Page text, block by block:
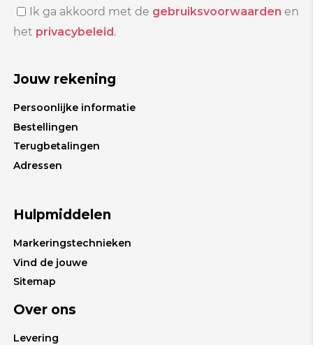
Ik ga akkoord met de gebruiksvoorwaarden en
het privacybeleid.
Jouw rekening
Persoonlijke informatie
Bestellingen
Terugbetalingen
Adressen
Hulpmiddelen
Markeringstechnieken
Vind de jouwe
Sitemap
Over ons
Levering